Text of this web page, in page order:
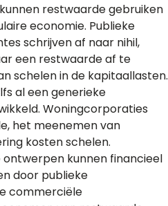
restwaarde gebruiken
economie. Publieke
schrijven af naar nihil,
een restwaarde af te
schelen in de kapitaallasten.
al een generieke
Woningcorporaties
het meenemen van
kosten schelen.
kunnen financieel
door publieke
commerciële